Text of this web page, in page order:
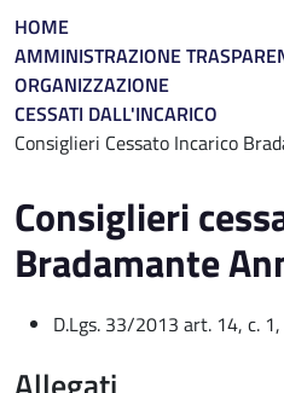
Briciole di pane
HOME
AMMINISTRAZIONE
ORGANIZZAZIONE
CESSATI DALL'INCARICO
Consiglieri Cessato Incarico
Consiglieri
Bradamante
D.Lgs. 33/2013 art. 14, c.